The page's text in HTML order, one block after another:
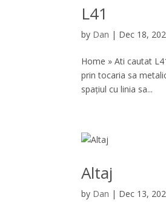
L41
by Dan | Dec 18,
Home » Ati cautat
prin tocaria sa
spațiul cu linia sa...
Altaj
by Dan | Dec 13,